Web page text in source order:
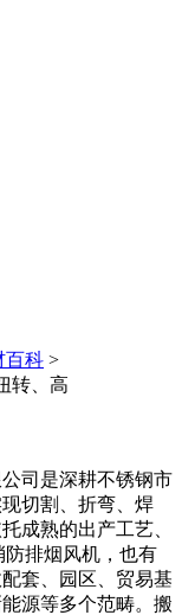
百科 >
转、高
司是深耕不锈钢市
切割、折弯、焊
成熟的出产工艺、
排烟风机，也有
套、园区、贸易基
源等多个范畴。搬